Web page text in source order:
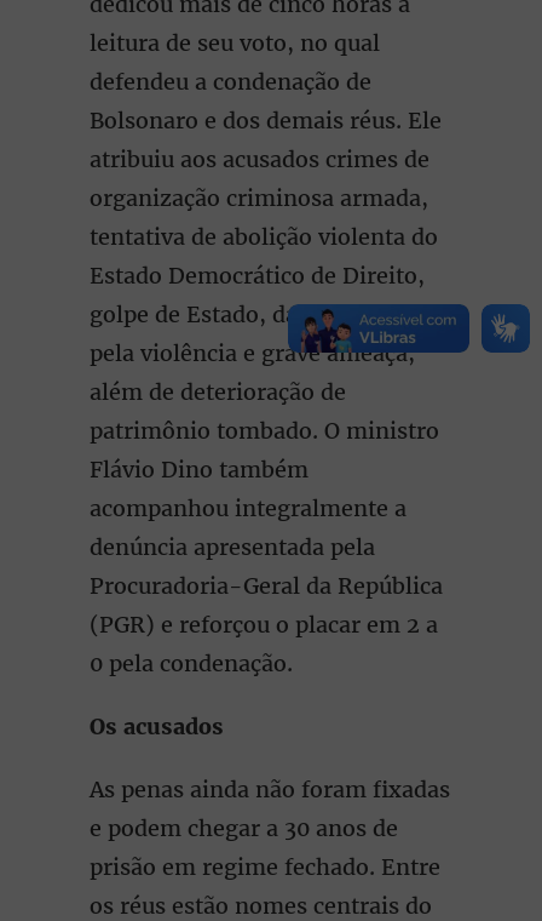
leitura de seu voto, no qual
defendeu a condenação de
Bolsonaro e dos demais réus. Ele
atribuiu aos acusados crimes de
organização criminosa armada,
tentativa de abolição violenta do
Estado Democrático de Direito,
golpe de Estado, dano qualificado
pela violência e grave ameaça,
além de deterioração de
patrimônio tombado. O ministro
Flávio Dino também
acompanhou integralmente a
denúncia apresentada pela
Procuradoria-Geral da República
(PGR) e reforçou o placar em 2 a
0 pela condenação.
Os acusados
As penas ainda não foram fixadas
e podem chegar a 30 anos de
prisão em regime fechado. Entre
os réus estão nomes centrais do